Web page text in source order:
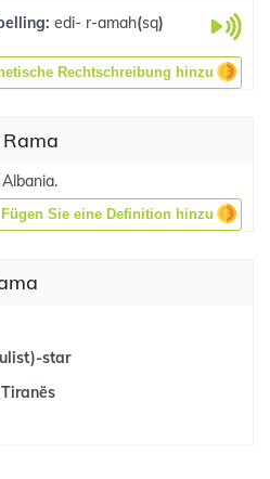
edi- r-amah(sq)
Rechtschreibung hinzu
Fügen Sie eine Definition hinzu
star